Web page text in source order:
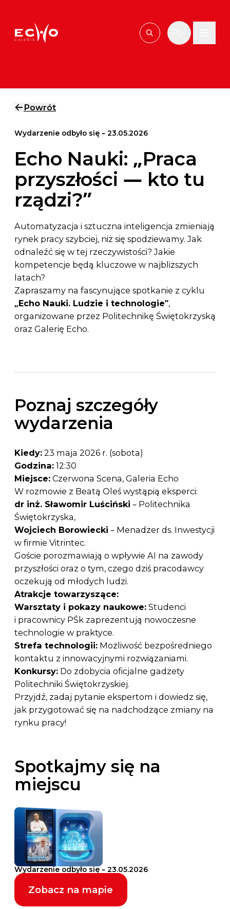
Wpisz, czego
Powrót
Wydarzenie odbyło się – 23.05.2026
Echo Nauki: „Praca
przyszłości — kto tu
rządzi?”
Automatyzacja i sztuczna inteligencja zmieniają
rynek pracy szybciej, niż się spodziewamy. Jak
odnaleźć się w tej rzeczywistości? Jakie
kompetencje będą kluczowe w najbliższych
latach?
Zapraszamy na fascynujące spotkanie z cyklu
„Echo Nauki. Ludzie i technologie”,
organizowane przez Politechnikę Świętokrzyską
oraz Galerię Echo.
Poznaj szczegóły
wydarzenia
Kiedy:23 maja 2026 r. (sobota)
Godzina:12:30
Miejsce:Czerwona Scena, Galeria Echo
W rozmowie z Beatą Oleś wystąpią eksperci:
dr inż. Sławomir Luściński – Politechnika
Świętokrzyska,
Wojciech Borowiecki – Menadżer ds. Inwestycji
w firmie Vitrintec.
Goście porozmawiają o wpływie AI na zawody
przyszłości oraz o tym, czego dziś pracodawcy
oczekują od młodych ludzi.
Atrakcje towarzyszące:
Warsztaty i pokazy naukowe:Studenci
i pracownicy PŚk zaprezentują nowoczesne
technologie w praktyce.
Strefa technologii:Możliwość bezpośredniego
kontaktu z innowacyjnymi rozwiązaniami.
Konkursy:Do zdobycia oficjalne gadżety
Politechniki Świętokrzyskiej.
Przyjdź, zadaj pytanie ekspertom i dowiedz się,
jak przygotować się na nadchodzące zmiany na
rynku pracy!
Spotkajmy się na
miejscu
Wydarzenie odbyło się – 23.05.2026
Zobacz na mapie